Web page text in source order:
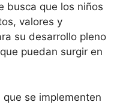
busca que los niños
valores y
su desarrollo pleno
puedan surgir en
se implementen